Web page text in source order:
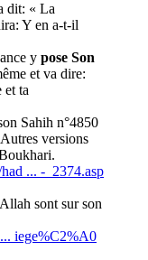
dit: « La
Y en a-t-il
y pose Son
et va dire:
et ta
Sahih n°4850
versions
... -_2374.asp
sont sur son
iege%C2%A0